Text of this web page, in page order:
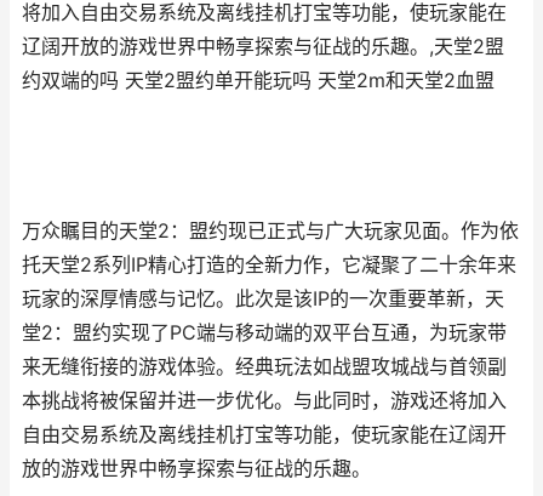
将加入自由交易系统及离线挂机打宝等功能，使玩家能在
辽阔开放的游戏世界中畅享探索与征战的乐趣。,天堂2盟
约双端的吗 天堂2盟约单开能玩吗 天堂2m和天堂2血盟
万众瞩目的天堂2：盟约现已正式与广大玩家见面。作为依
托天堂2系列IP精心打造的全新力作，它凝聚了二十余年来
玩家的深厚情感与记忆。此次是该IP的一次重要革新，天
堂2：盟约实现了PC端与移动端的双平台互通，为玩家带
来无缝衔接的游戏体验。经典玩法如战盟攻城战与首领副
本挑战将被保留并进一步优化。与此同时，游戏还将加入
自由交易系统及离线挂机打宝等功能，使玩家能在辽阔开
放的游戏世界中畅享探索与征战的乐趣。